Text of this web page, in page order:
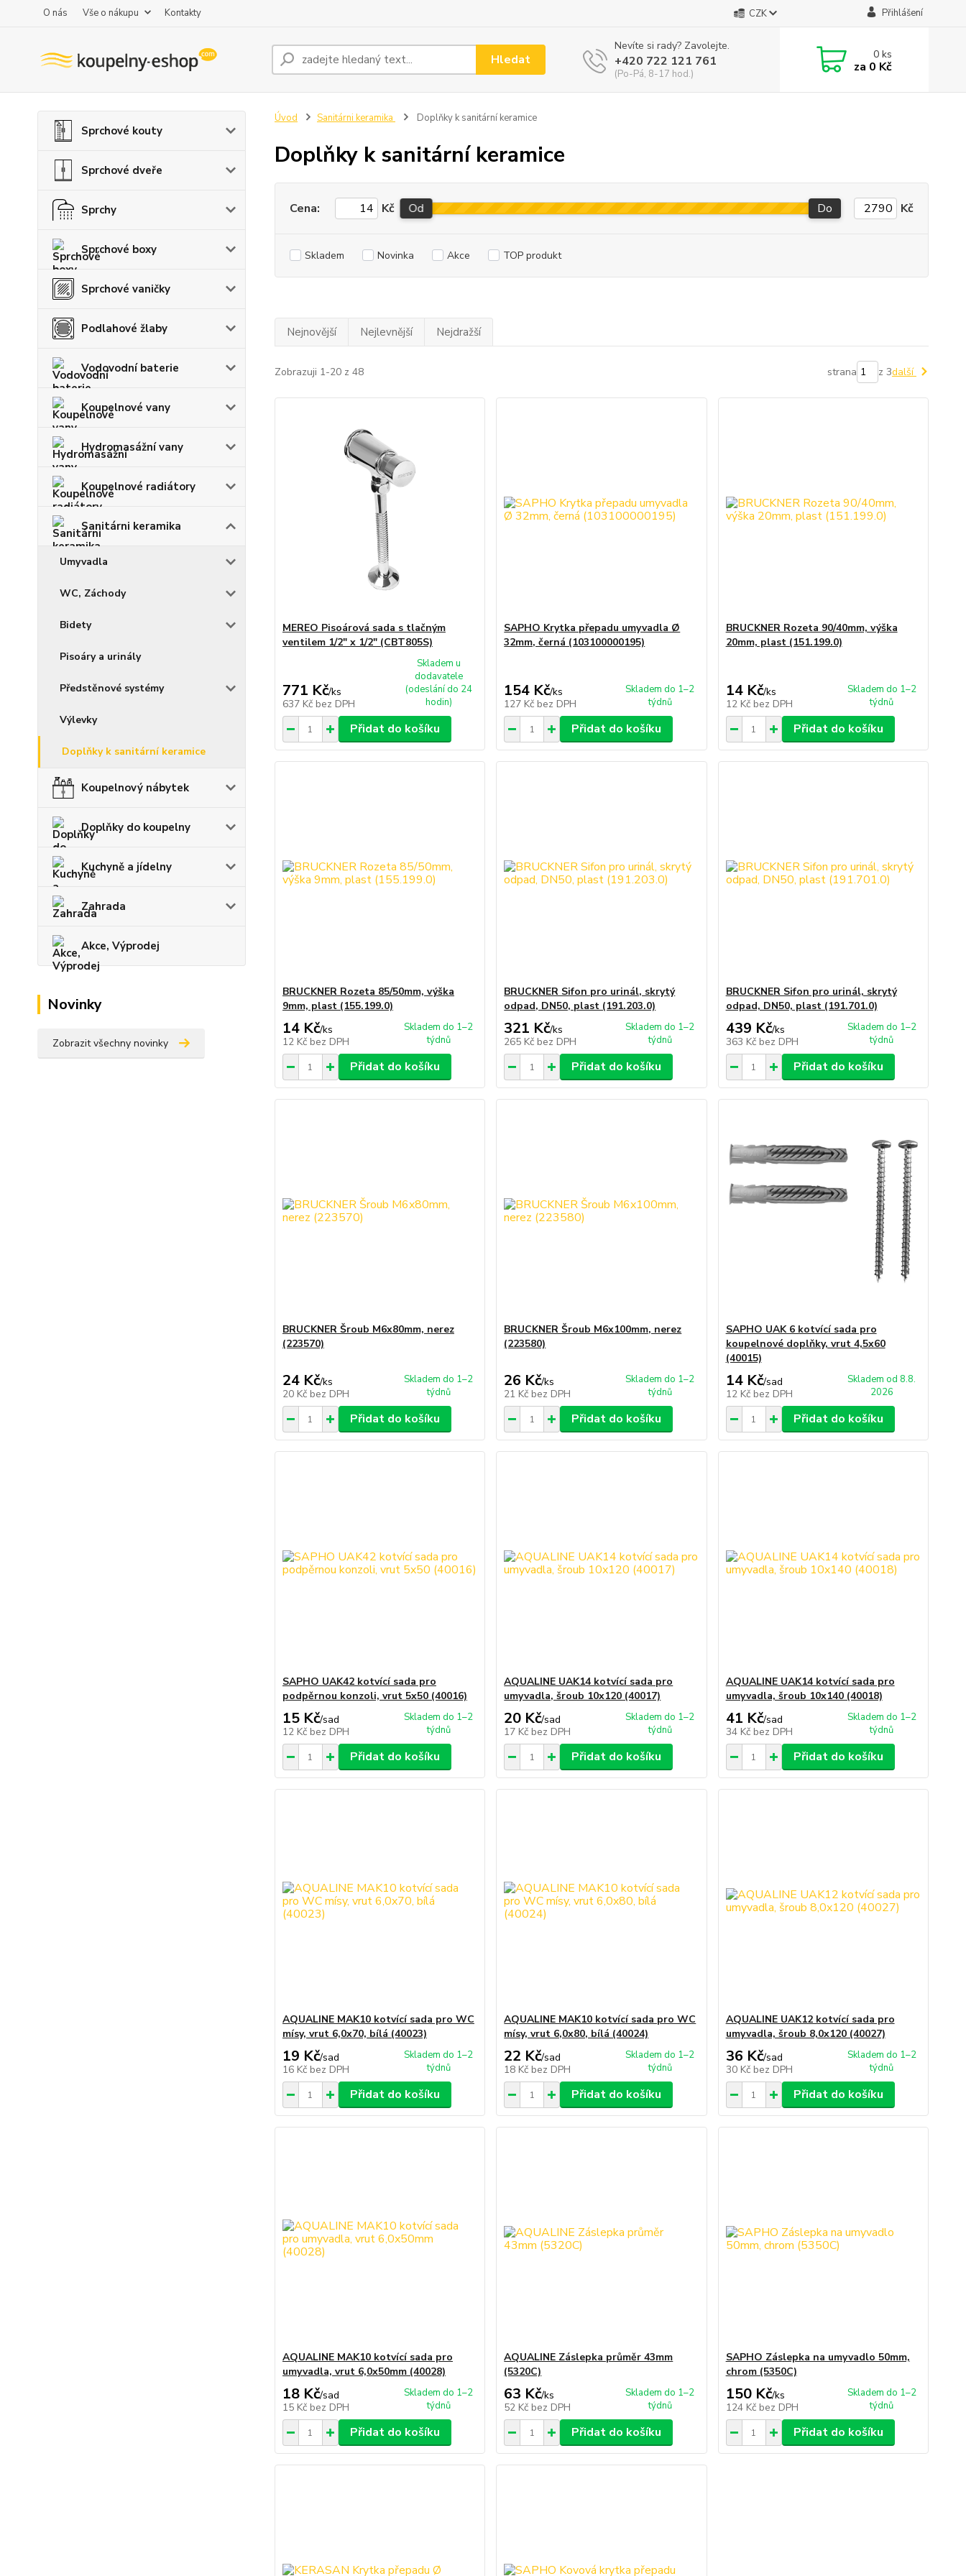
O nás Vše o nákupu Kontakty CZK Přihlášení
Hledat
Nevíte si rady? Zavolejte.
+420 722 121 761
(Po-Pá, 8-17 hod.)
0ks
za 0 Kč
Sprchové kouty
Sprchové dveře
Sprchy
Sprchové boxy
Sprchové vaničky
Podlahové žlaby
Vodovodní baterie
Koupelnové vany
Hydromasážní vany
Koupelnové radiátory
Sanitárni keramika
Umyvadla
WC, Záchody
Bidety
Pisoáry a urinály
Předstěnové systémy
Výlevky
Doplňky k sanitární keramice
Koupelnový nábytek
Doplňky do koupelny
Kuchyně a jídelny
Zahrada
Akce, Výprodej
Novinky
Zobrazit všechny novinky
Úvod Sanitárni keramika Doplňky k sanitární keramice
Doplňky k sanitární keramice
Cena: Kč Od Do Kč
Skladem Novinka Akce TOP produkt
Nejnovější Nejlevnější Nejdražší
Zobrazuji 1-20 z 48 strana z 3další
MEREO Pisoárová sada s tlačným
ventilem 1/2" x 1/2" (CBT805S)
771 Kč/ks
637 Kč bez DPH
Skladem u
dodavatele
(odeslání do 24
hodin)
Přidat do košíku
SAPHO Krytka přepadu umyvadla Ø
32mm, černá (103100000195)
154 Kč/ks
127 Kč bez DPH
Skladem do 1–2
týdnů
Přidat do košíku
BRUCKNER Rozeta 90/40mm, výška
20mm, plast (151.199.0)
14 Kč/ks
12 Kč bez DPH
Skladem do 1–2
týdnů
Přidat do košíku
BRUCKNER Rozeta 85/50mm, výška
9mm, plast (155.199.0)
14 Kč/ks
12 Kč bez DPH
Skladem do 1–2
týdnů
Přidat do košíku
BRUCKNER Sifon pro urinál, skrytý
odpad, DN50, plast (191.203.0)
321 Kč/ks
265 Kč bez DPH
Skladem do 1–2
týdnů
Přidat do košíku
BRUCKNER Sifon pro urinál, skrytý
odpad, DN50, plast (191.701.0)
439 Kč/ks
363 Kč bez DPH
Skladem do 1–2
týdnů
Přidat do košíku
BRUCKNER Šroub M6x80mm, nerez
(223570)
24 Kč/ks
20 Kč bez DPH
Skladem do 1–2
týdnů
Přidat do košíku
BRUCKNER Šroub M6x100mm, nerez
(223580)
26 Kč/ks
21 Kč bez DPH
Skladem do 1–2
týdnů
Přidat do košíku
SAPHO UAK 6 kotvící sada pro
koupelnové doplňky, vrut 4,5x60
(40015)
14 Kč/sad
12 Kč bez DPH
Skladem od 8.8.
2026
Přidat do košíku
SAPHO UAK42 kotvící sada pro
podpěrnou konzoli, vrut 5x50 (40016)
15 Kč/sad
12 Kč bez DPH
Skladem do 1–2
týdnů
Přidat do košíku
AQUALINE UAK14 kotvící sada pro
umyvadla, šroub 10x120 (40017)
20 Kč/sad
17 Kč bez DPH
Skladem do 1–2
týdnů
Přidat do košíku
AQUALINE UAK14 kotvící sada pro
umyvadla, šroub 10x140 (40018)
41 Kč/sad
34 Kč bez DPH
Skladem do 1–2
týdnů
Přidat do košíku
AQUALINE MAK10 kotvící sada pro WC
mísy, vrut 6,0x70, bílá (40023)
19 Kč/sad
16 Kč bez DPH
Skladem do 1–2
týdnů
Přidat do košíku
AQUALINE MAK10 kotvící sada pro WC
mísy, vrut 6,0x80, bílá (40024)
22 Kč/sad
18 Kč bez DPH
Skladem do 1–2
týdnů
Přidat do košíku
AQUALINE UAK12 kotvící sada pro
umyvadla, šroub 8,0x120 (40027)
36 Kč/sad
30 Kč bez DPH
Skladem do 1–2
týdnů
Přidat do košíku
AQUALINE MAK10 kotvící sada pro
umyvadla, vrut 6,0x50mm (40028)
18 Kč/sad
15 Kč bez DPH
Skladem do 1–2
týdnů
Přidat do košíku
AQUALINE Záslepka průměr 43mm
(5320C)
63 Kč/ks
52 Kč bez DPH
Skladem do 1–2
týdnů
Přidat do košíku
SAPHO Záslepka na umyvadlo 50mm,
chrom (5350C)
150 Kč/ks
124 Kč bez DPH
Skladem do 1–2
týdnů
Přidat do košíku